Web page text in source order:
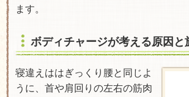
ます。
ボディチャージが考える原因と
寝違えははぎっくり腰と同じよ
うに、首や肩回りの左右の筋肉